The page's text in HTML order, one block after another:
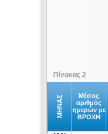
Πίνακας 2
ΜΗΝΑΣ
Μέσος
αριθμός
ημερών με
ΒΡΟΧΗ